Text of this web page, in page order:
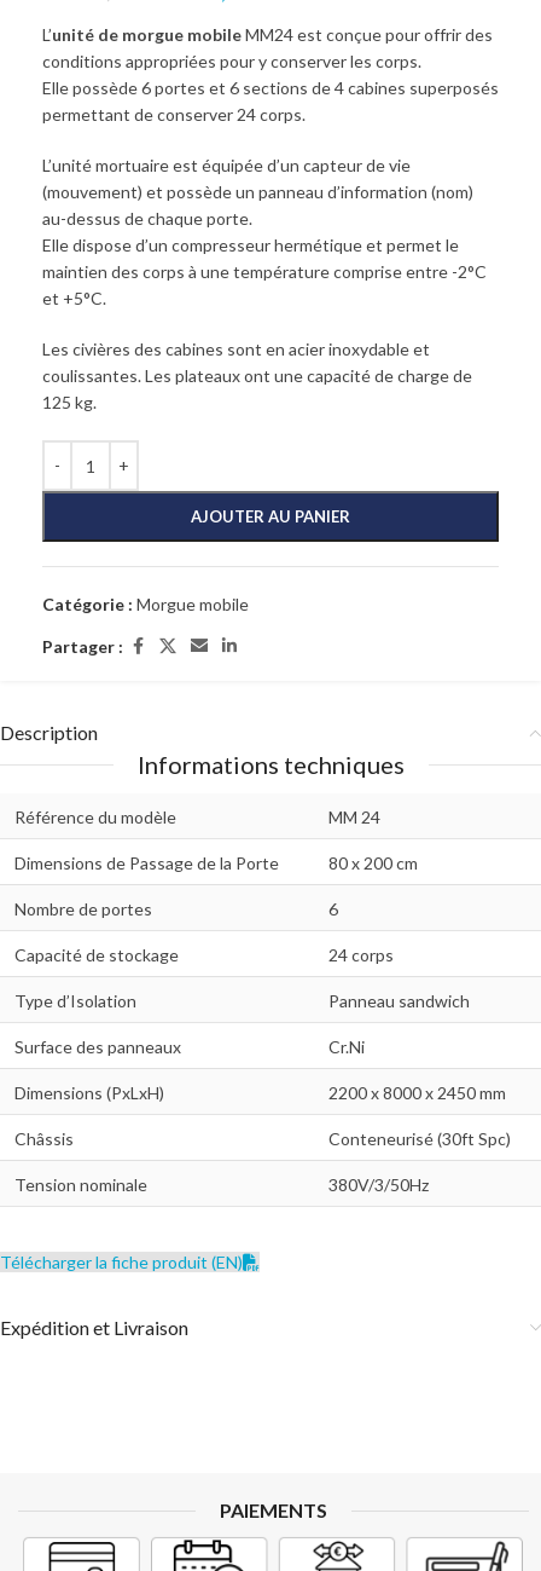
L’unité de morgue mobileMM24 est conçue pour offrir des
conditions appropriées pour y conserver les corps.
Elle possède 6 portes et 6 sections de 4 cabines superposés
permettant de conserver 24 corps.
L’unité mortuaire est équipée d’un capteur de vie
(mouvement) et possède un panneau d’information (nom)
au-dessus de chaque porte.
Elle dispose d’un compresseur hermétique et permet le
maintien des corps à une température comprise entre -2°C
et +5°C.
Les civières des cabines sont en acier inoxydable et
coulissantes. Les plateaux ont une capacité de charge de
125 kg.
AJOUTER AU PANIER
Catégorie : Morgue mobile
Partager :
Description
Informations techniques
Référence du modèle MM 24
Dimensions de Passage de la Porte 80 x 200 cm
Nombre de portes 6
Capacité de stockage 24 corps
Type d’Isolation Panneau sandwich
Surface des panneaux Cr.Ni
Dimensions (PxLxH) 2200 x 8000 x 2450 mm
Châssis Conteneurisé (30ft Spc)
Tension nominale 380V/3/50Hz
Télécharger la fiche produit (EN)
Expédition et Livraison
PAIEMENTS